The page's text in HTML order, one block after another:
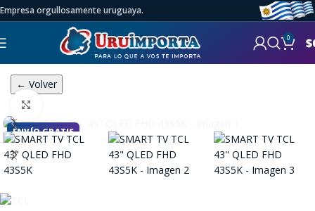
Empresa orgullosamente uruguaya.
0 $
← Volver
ENVÍO GRATIS